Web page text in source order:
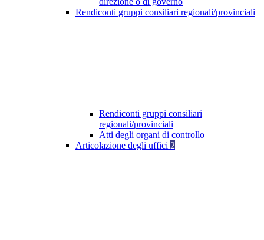
Rendiconti gruppi consiliari regionali/provinciali
Rendiconti gruppi consiliari
regionali/provinciali
Atti degli organi di controllo
Articolazione degli uffici 2